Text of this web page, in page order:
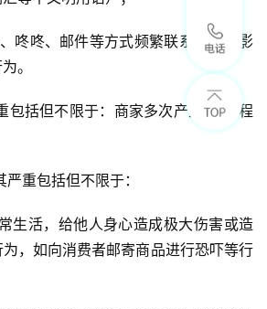
咚咚、邮件等方式频繁联系他人，影
。
包括但不限于：商家多次产生“违规程
严重包括但不限于：
生活，给他人身心造成极大伤害或造
，如向消费者邮寄商品进行恐吓等行